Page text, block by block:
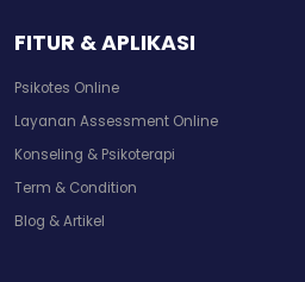
FITUR & APLIKASI
Psikotes Online
Layanan Assessment Online
Konseling & Psikoterapi
Term & Condition
Blog & Artikel